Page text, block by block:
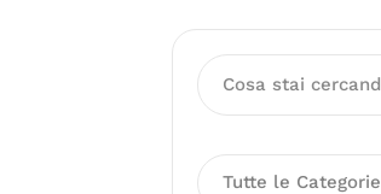
Tutte le Categorie